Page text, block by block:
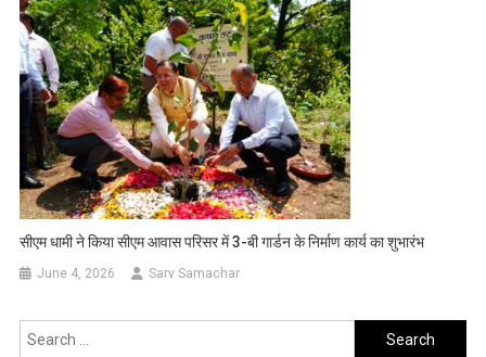
सीएम धामी ने किया सीएम आवास परिसर में 3-बी गार्डन के निर्माण कार्य का शुभारंभ
June 4, 2026 Sarv Samachar
Search